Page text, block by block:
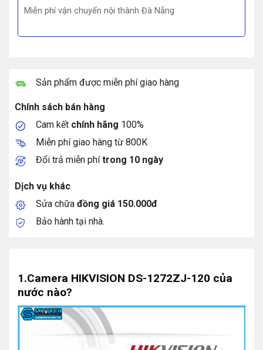
Miễn phí vận chuyển nội thành Đà Nẵng
Sản phẩm được miễn phí giao hàng
Chính sách bán hàng
Cam kết chính hãng 100%
Miễn phí giao hàng từ 800K
Đổi trả miễn phítrong 10 ngày
Dịch vụ khác
Sửa chữa đồng giá 150.000đ
Bảo hành tại nhà.
1.Camera HIKVISION DS-1272ZJ-120 của
nước nào?